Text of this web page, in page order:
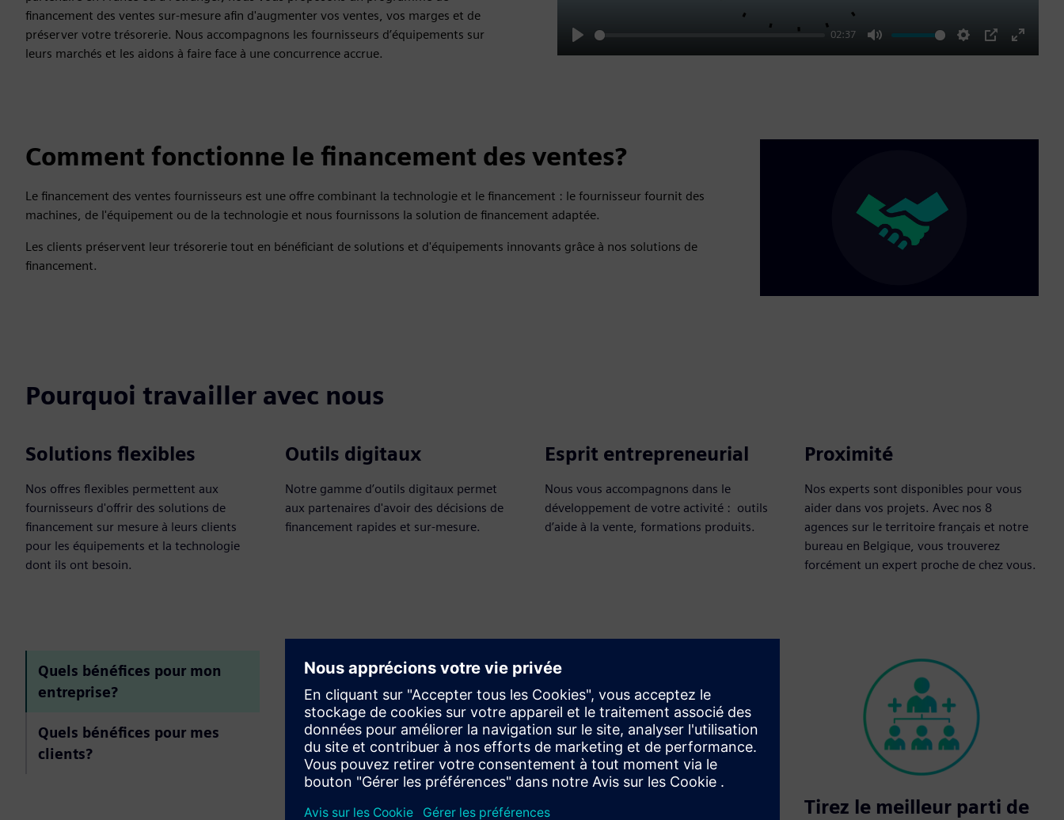
financement des ventes sur-mesure afin d'augmenter vos ventes, vos marges et de
préserver votre trésorerie. Nous accompagnons les fournisseurs d’équipements sur
leurs marchés et les aidons à faire face à une concurrence accrue.
Play
02:37
Mute Settings
PIP
Enter
Comment fonctionne le financement des ventes?
Le financement des ventes fournisseurs est une offre combinant la technologie et le financement : le fournisseur fournit des
machines, de l'équipement ou de la technologie et nous fournissons la solution de financement adaptée.
Les clients préservent leur trésorerie tout en bénéficiant de solutions et d'équipements innovants grâce à nos solutions de
financement.
Pourquoi travailler avec nous
Solutions flexibles
Nos offres flexibles permettent aux
fournisseurs d'offrir des solutions de
financement sur mesure à leurs clients
pour les équipements et la technologie
dont ils ont besoin.
Outils digitaux
Notre gamme d’outils digitaux permet
aux partenaires d'avoir des décisions de
financement rapides et sur-mesure.
Esprit entrepreneurial
Nous vous accompagnons dans le
développement de votre activité : outils
d’aide à la vente, formations produits.
Proximité
Nos experts sont disponibles pour vous
aider dans vos projets. Avec nos 8
agences sur le territoire français et notre
bureau en Belgique, vous trouverez
forcément un expert proche de chez vous.
Quels bénéfices pour mon
entreprise?
Quels bénéfices pour mes
clients?
Augmentez votre chiffre
Améliorez votre
Tirez le meilleur parti de